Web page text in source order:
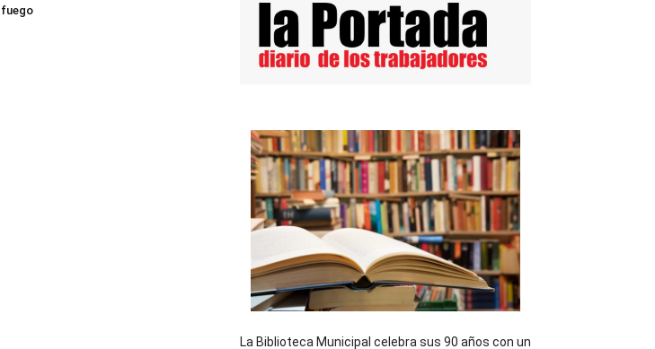
fuego
La Biblioteca Municipal celebra sus 90 años con un